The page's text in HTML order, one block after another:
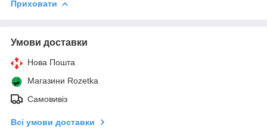
Приховати
Умови доставки
Нова Пошта
Магазини Rozetka
Самовивіз
Всі умови доставки